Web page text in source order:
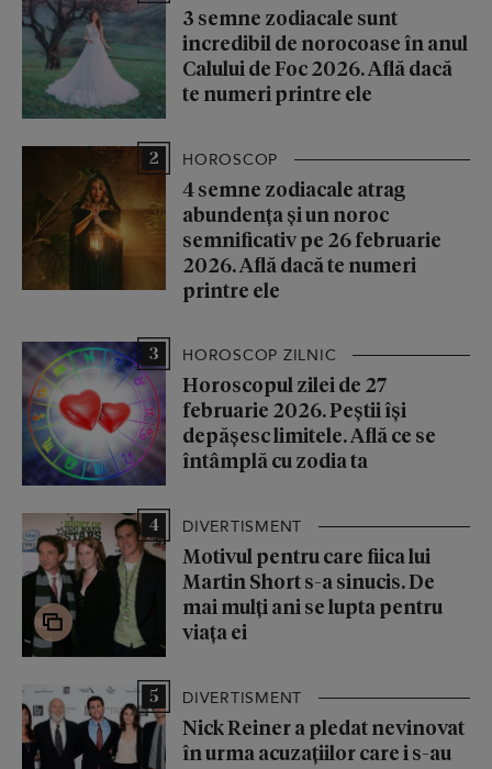
3 semne zodiacale sunt
incredibil de norocoase în anul
Calului de Foc 2026. Află dacă
te numeri printre ele
2 HOROSCOP
4 semne zodiacale atrag
abundența și un noroc
semnificativ pe 26 februarie
2026. Află dacă te numeri
printre ele
3 HOROSCOP ZILNIC
Horoscopul zilei de 27
februarie 2026. Peștii își
depășesc limitele. Află ce se
întâmplă cu zodia ta
4 DIVERTISMENT
Motivul pentru care fiica lui
Martin Short s-a sinucis. De
mai mulți ani se lupta pentru
viața ei
5 DIVERTISMENT
Nick Reiner a pledat nevinovat
în urma acuzațiilor care i s-au